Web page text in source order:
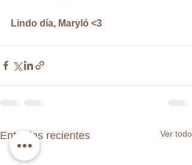
Lindo día, Maryló <3
Entradas recientes Ver todo